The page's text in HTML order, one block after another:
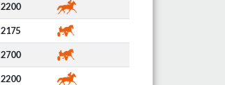
2200
2175
2700
2200